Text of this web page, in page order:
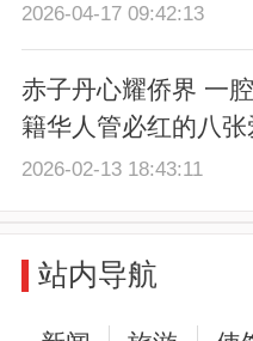
2026-04-17 09:42:13
赤子丹心耀侨界 一
籍华人管必红的八
2026-02-13 18:43:11
站内导航